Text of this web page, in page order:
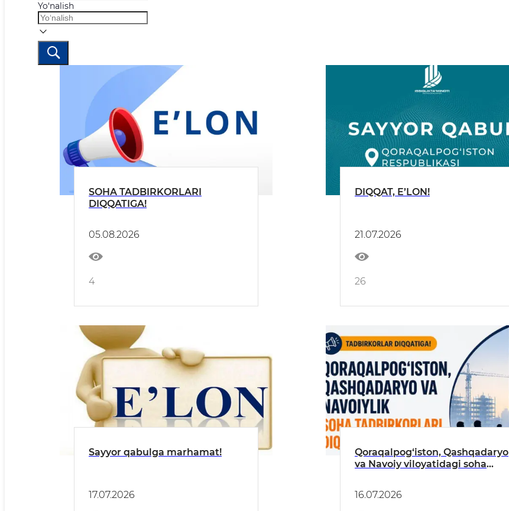
Yo‘nalish
SOHA TADBIRKORLARI
DIQQATIGA!
05.08.2026
4
DIQQAT, E’LON!
21.07.2026
26
Sayyor qabulga marhamat!
17.07.2026
Qoraqalpog‘iston, Qashqadaryo
va Navoiy viloyatidagi soha
16.07.2026